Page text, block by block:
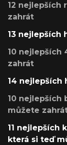
12 nejlepších
zahrát
13 nejlepších
10 nejlepších
zahrát
14 nejlepších
10 nejlepších
můžete
11 nejlepších
která si teď